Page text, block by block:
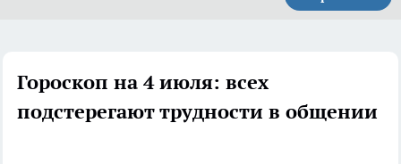
Гороскоп на 4 июля: всех
подстерегают трудности в общении